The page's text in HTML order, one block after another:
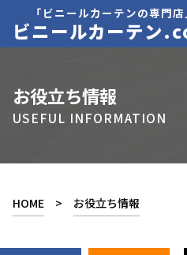
「ビニールカーテンの専門店
ビニールカーテン
お役立ち情報
USEFUL INFORMATION
HOME > お役立ち情報